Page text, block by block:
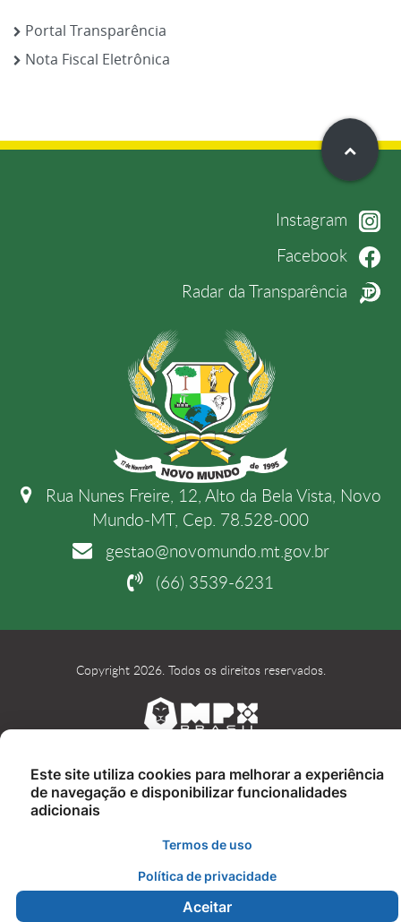
Portal Transparência
Nota Fiscal Eletrônica
Instagram
Facebook
Radar da Transparência
Rua Nunes Freire, 12, Alto da Bela Vista, Novo
Mundo-MT, Cep. 78.528-000
gestao@novomundo.mt.gov.br
(66) 3539-6231
Copyright 2026. Todos os direitos reservados.
Este site utiliza cookies para melhorar a experiência
de navegação e disponibilizar funcionalidades
adicionais
Termos de uso
Política de privacidade
Aceitar